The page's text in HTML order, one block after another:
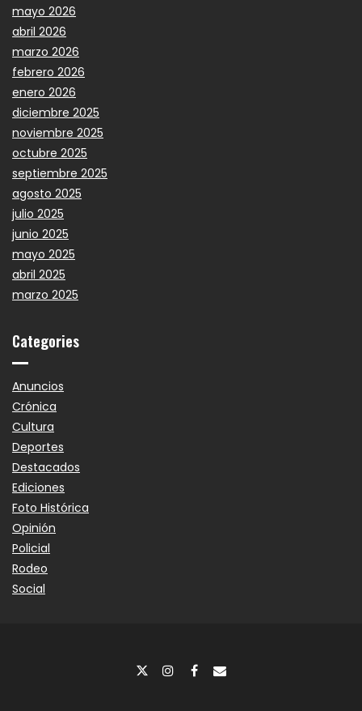
mayo 2026
abril 2026
marzo 2026
febrero 2026
enero 2026
diciembre 2025
noviembre 2025
octubre 2025
septiembre 2025
agosto 2025
julio 2025
junio 2025
mayo 2025
abril 2025
marzo 2025
Categories
Anuncios
Crónica
Cultura
Deportes
Destacados
Ediciones
Foto Histórica
Opinión
Policial
Rodeo
Social